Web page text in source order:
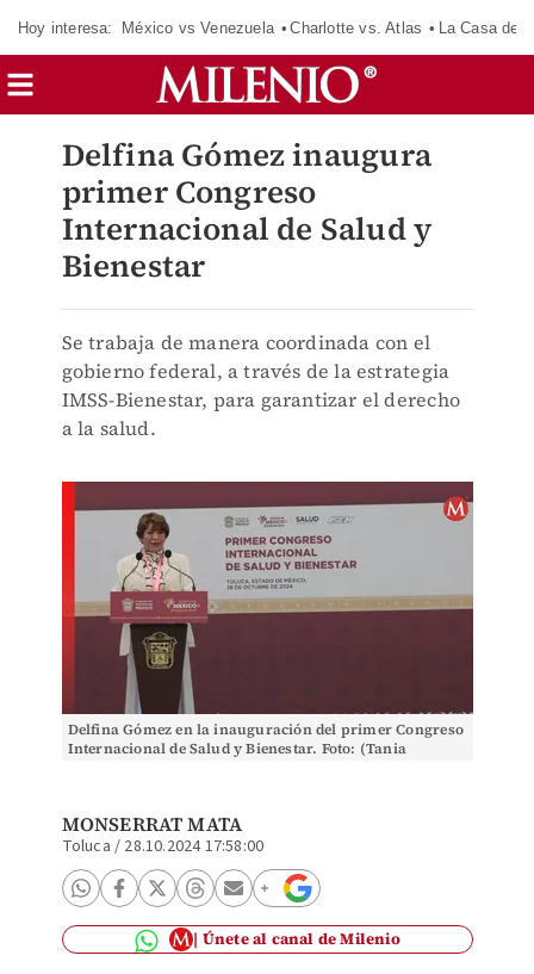
Hoy interesa: México vs Venezuela Charlotte vs. Atlas La Casa de
Delfina Gómez inaugura
primer Congreso
Internacional de Salud y
Bienestar
Se trabaja de manera coordinada con el
gobierno federal, a través de la estrategia
IMSS-Bienestar, para garantizar el derecho
a la salud.
Delfina Gómez en la inauguración del primer Congreso
Internacional de Salud y Bienestar. Foto: (Tania
MONSERRAT MATA
Toluca / 28.10.2024 17:58:00
Únete al canal de Milenio